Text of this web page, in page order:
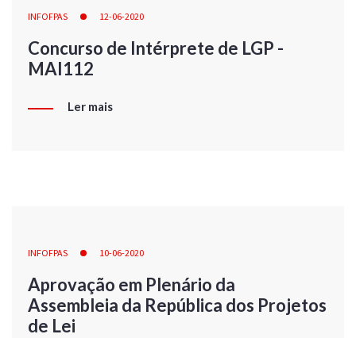
INFOFPAS 12-06-2020
Concurso de Intérprete de LGP -
MAI112
Ler mais
INFOFPAS 10-06-2020
Aprovação em Plenário da
Assembleia da República dos Projetos
de Lei